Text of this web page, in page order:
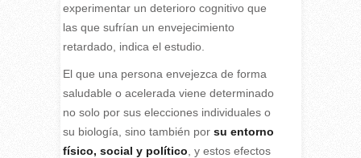
experimentar un deterioro cognitivo que
las que sufrían un envejecimiento
retardado, indica el estudio.
El que una persona envejezca de forma
saludable o acelerada viene determinado
no solo por sus elecciones individuales o
su biología, sino también por su entorno
físico, social y político , y estos efectos